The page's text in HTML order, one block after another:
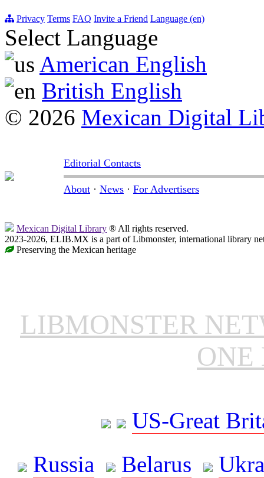
Privacy Terms FAQ Invite a Friend Language (en)
Select Language
American English
British English
© 2026 Mexican Digital
Editorial Contacts
About · News · For Advertisers
Mexican Digital Library ® All rights reserved.
2023-2026, ELIB.MX is a part of Libmonster, international library
Preserving the Mexican heritage
LIBMONSTER
ONE
US-Great
Russia
Belarus